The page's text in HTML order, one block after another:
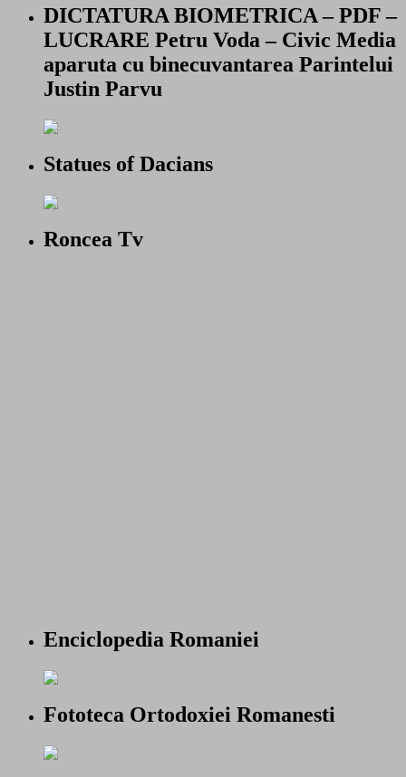
DICTATURA BIOMETRICA – PDF –
LUCRARE Petru Voda – Civic Media
aparuta cu binecuvantarea Parintelui
Justin Parvu
Statues of Dacians
Roncea Tv
Enciclopedia Romaniei
Fototeca Ortodoxiei Romanesti